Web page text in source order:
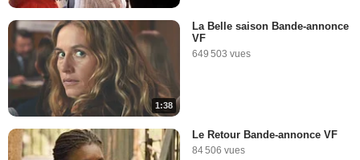
1:38
La Belle saison Bande-annonce
VF
649 503 vues
Le Retour Bande-annonce VF
84 506 vues